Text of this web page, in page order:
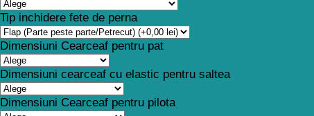
Tip inchidere fete de perna
Dimensiuni Cearceaf pentru pat
Dimensiuni cearceaf cu elastic pentru saltea
Dimensiuni Cearceaf pentru pilota